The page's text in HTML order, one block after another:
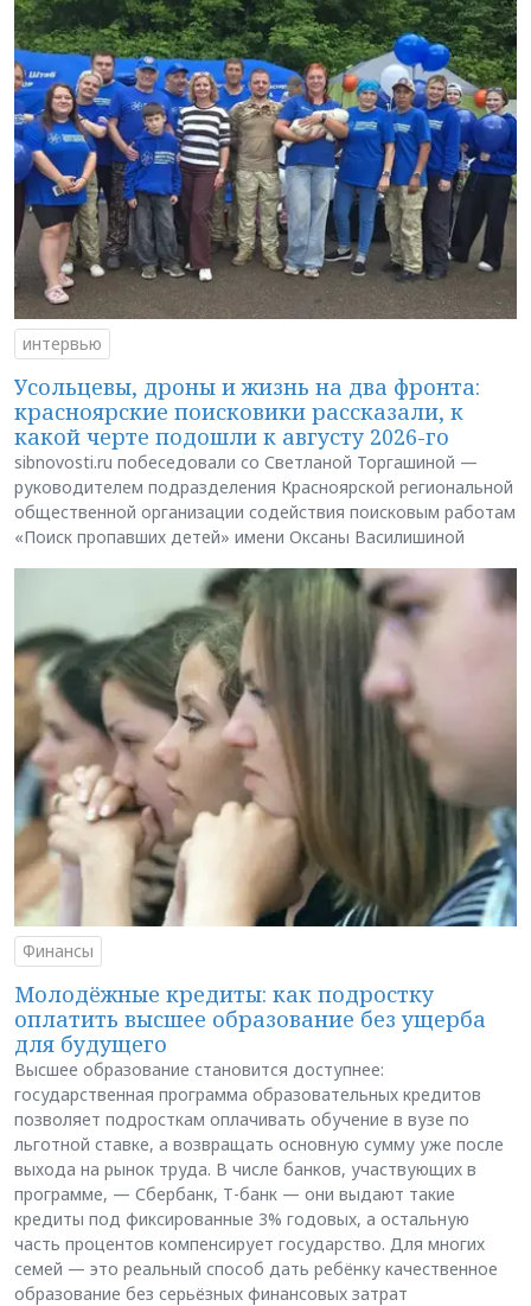
интервью
Усольцевы, дроны и жизнь на два фронта:
красноярские поисковики рассказали, к
какой черте подошли к августу 2026-го
sibnovosti.ru побеседовали со Светланой Торгашиной —
руководителем подразделения Красноярской региональной
общественной организации содействия поисковым работам
«Поиск пропавших детей» имени Оксаны Василишиной
Финансы
Молодёжные кредиты: как подростку
оплатить высшее образование без ущерба
для будущего
Высшее образование становится доступнее:
государственная программа образовательных кредитов
позволяет подросткам оплачивать обучение в вузе по
льготной ставке, а возвращать основную сумму уже после
выхода на рынок труда. В числе банков, участвующих в
программе, — Сбербанк, Т-банк — они выдают такие
кредиты под фиксированные 3% годовых, а остальную
часть процентов компенсирует государство. Для многих
семей — это реальный способ дать ребёнку качественное
образование без серьёзных финансовых затрат